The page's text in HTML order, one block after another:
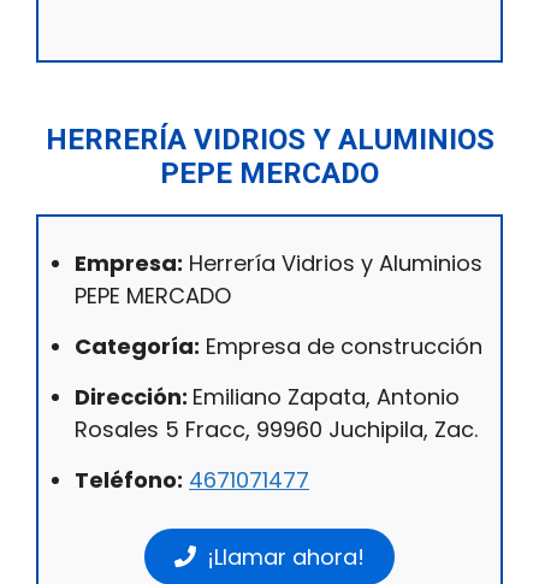
HERRERÍA VIDRIOS Y ALUMINIOS
PEPE MERCADO
Empresa: Herrería Vidrios y Aluminios
PEPE MERCADO
Categoría: Empresa de construcción
Dirección: Emiliano Zapata, Antonio
Rosales 5 Fracc, 99960 Juchipila, Zac.
Teléfono: 4671071477
¡Llamar ahora!